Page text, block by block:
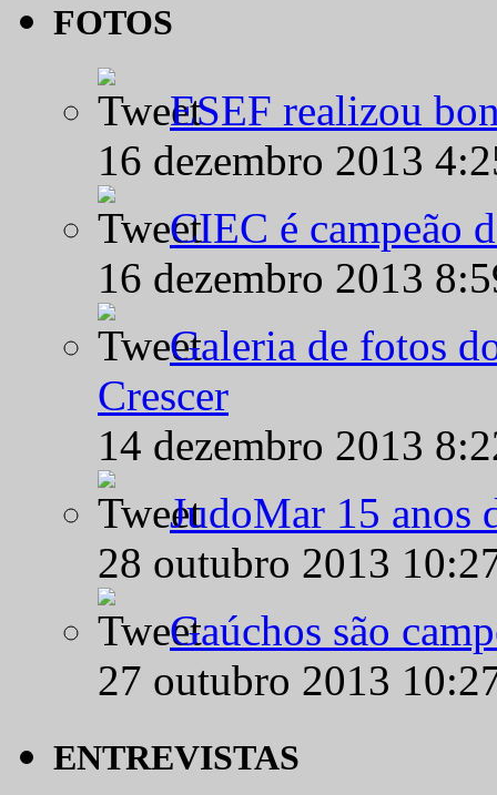
FOTOS
ESEF realizou
16 dezembro 2013
CIEC é campeão
16 dezembro 2013
Galeria de fotos
Crescer
14 dezembro 2013
JudoMar 15 anos
28 outubro 2013
Gaúchos são
27 outubro 2013
ENTREVISTAS